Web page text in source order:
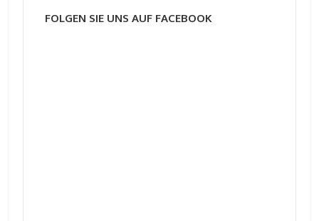
FOLGEN SIE UNS AUF FACEBOOK